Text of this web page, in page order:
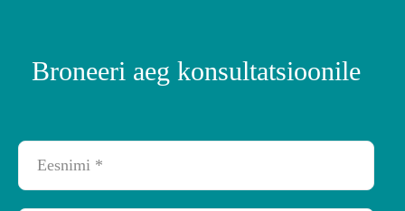
Broneeri aeg konsultatsioonile